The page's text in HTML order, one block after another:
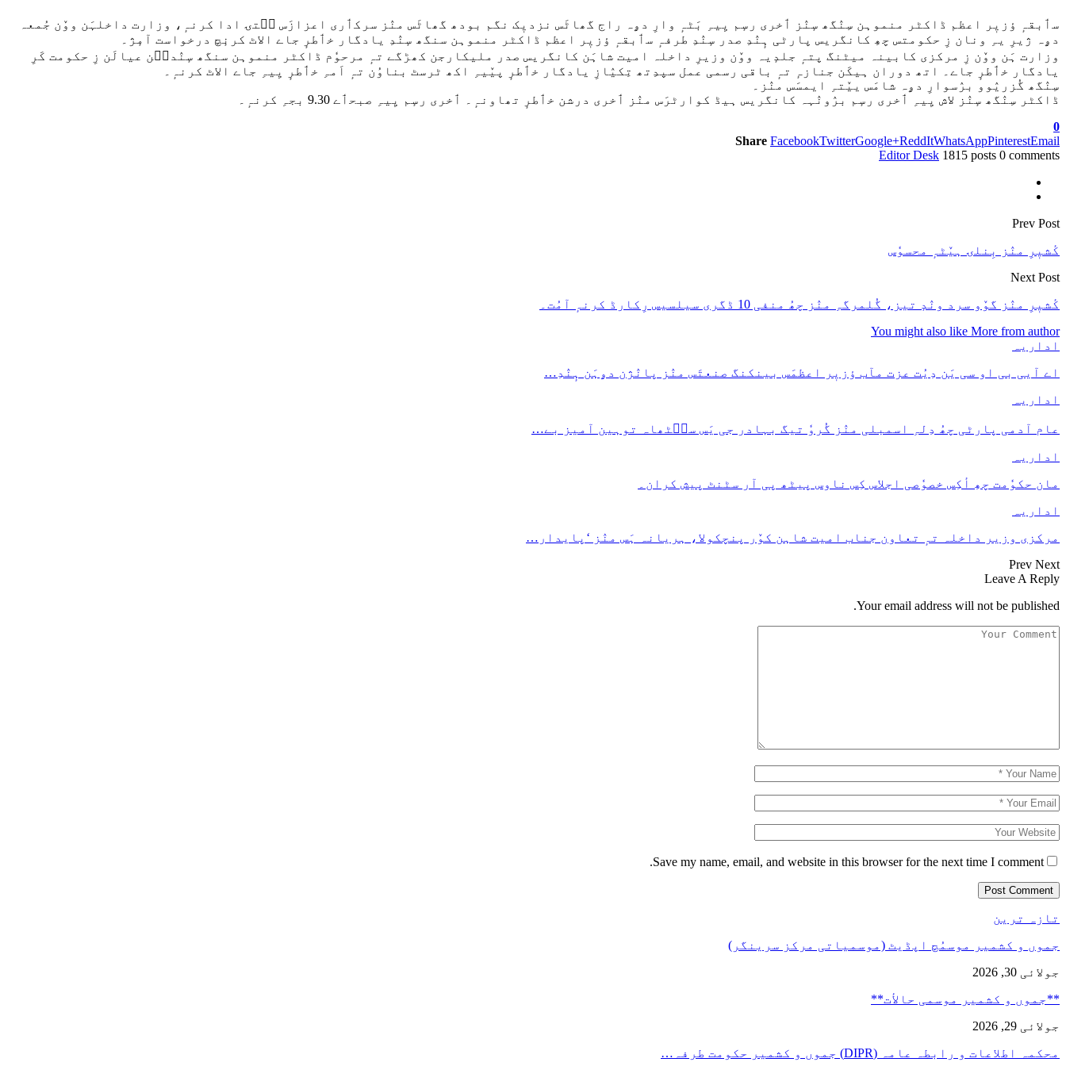
سٲبقہٕ ؤزیٖر اعظم ڈاکٹر منموہن سِنٛگھ سٕنٛز ٲخری رسٕم یِیہِ بَٹہٕ وارِ دۄہ راج گھاٹَس نزدیٖک نگم بودھ گھاٹَس منٛز سرکٲری اعزازَس سۭتۍ ادا کرنہٕ، وزارت داخلہَن ووٚن جُمعہ
دۄہ ژیرِ یہِ ونان زِ حکومتس چھِ کانگریس پارٹی ہٕنٛدِ صدر سٕنٛدِ طرفہٕ سٲبقہٕ ؤزیٖر اعظم ڈاکٹر منموہن سنگھ سٕنٛدِ یادگار خٲطرٕ جاے الاٹ کرنٕچ درخواست آمٕژ۔
وزارت ہَن ووٚن زِ مرکزی کابینہ میٹنگ پتہٕ جلدٕیہ ووٚن وزیرِ داخلہ امیت شاہَن کانگریس صدر ملیکارجن کھڑگے تہٕ مرحوٗم ڈاکٹر منموہن سنگھ سٕنٛدٮ۪ن عیالَن زِ حکومت کَرِ
یادگار خٲطرٕ جاے۔ اتھ دوران ہیکَن جنازہٕ تہٕ باقی رسمی عمل سپدِتھ تِکیٛازِ یادگار خٲطرٕ پیٚیہِ اکھ ٹرسٹ بناوُن تہٕ اَمہِ خٲطرٕ یِیہِ جاے الاٹ کرنہٕ۔
سِنٛگھ گُزریٛوو برٛسوارِ دۄہ شامَس ییٚتہِ ایمسَس منٛز۔
ڈاکٹر سِنٛگھ سٕنٛز لاش یِیہِ ٲخری رسٕم برٛونٛہہ کانگریس ہیڈ کوارٹرَس منٛز ٲخری درشن خٲطرٕ تھاونہٕ۔ ٲخری رسٕم یِیہِ صبحٲے 9.30 بجہِ کرنہٕ۔
0
Share FacebookTwitterGoogle+ReddItWhatsAppPinterestEmail
Editor Desk 1815 posts 0 comments
Prev Post
کٔشیٖرِ منٛز بِنلۍ ہیٚٹہٕ محسوٗس
Next Post
کٔشیٖرِ منٛز گوٚو سرد ونٛدٕ تیز، گُلمرگہِ منٛز چھُ منفی 10 ڈگری سیلسیس رِکارڈ کرنہٕ آمُت۔
You might also like More from author
اداریہ
اے آیی بی او سی یَن دِیُت عزت مآب ؤزیٖر اعظمَس بینکنگ صنعتَس منٛز پانٛژن دۄہَن ہٕنٛدِ…
اداریہ
عام آدمی پارٹی چھُ دِلہِ اسمبلی منٛز گُروٗ تیگ بہادر جی یَس سٮ۪ٹھاہ توہین آمیز بے…
اداریہ
مان حکوٗمت چھِ أکِس خصوٗصی اجلاس کِس ناوس پیٹھ پی آر سٹنٹ پیش کران۔
اداریہ
مرکزی وزیر داخلہ تہٕ تعاون جناب امیت شاہن کوٚر پنچکولا، ہریانہ ہَس منٛز ‘پایدار…
Prev Next
Leave A Reply
Your email address will not be published.
Save my name, email, and website in this browser for the next time I comment.
تازہ ترین
جموں و کشمیر موسمُچ اپڈیٹ (موسمیاتی مرکز سرینگر)
جولائی 30, 2026
**جموں و كشمیر موسمی حالأت**
جولائی 29, 2026
محکمہ اطلاعات و رابطہ عامہ (DIPR) جموں و کشمیر حکومت طرفہ…